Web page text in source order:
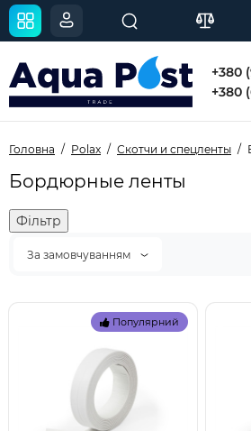
+380
+380
Головна Polax Скотчи и спецленты
Бордюрные ленты
Фільтр
За замовчуванням
Популярний